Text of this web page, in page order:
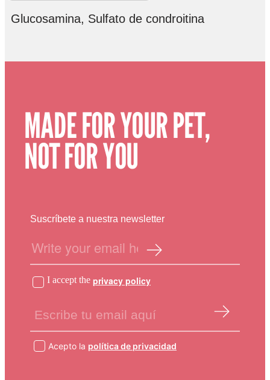
Glucosamina, Sulfato de condroitina
MADE FOR YOUR PET,
NOT FOR YOU
Suscríbete a nuestra newsletter
I accept the privacy policy
Acepto la política de privacidad